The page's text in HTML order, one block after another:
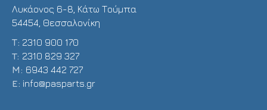
Λυκάονος 6-8, Κάτω Τούμπα
54454, Θεσσαλονίκη
Τ: 2310 900 170
T: 2310 829 327
Μ: 6943 442 727
E: info@pasparts.gr